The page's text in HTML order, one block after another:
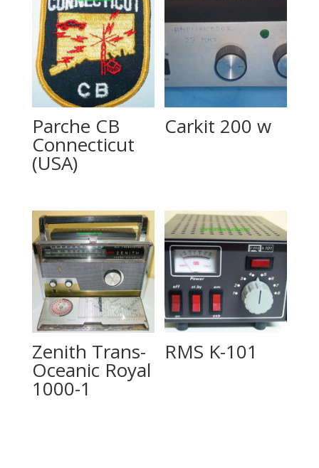
Parche CB
Connecticut
(USA)
Carkit 200 w
Zenith Trans-
Oceanic Royal
1000-1
RMS K-101